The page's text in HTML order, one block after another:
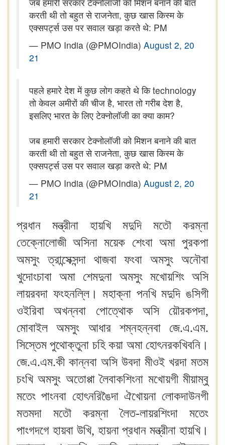
करती थी तो बहुत से राजनेता, कुछ खास किस्म के
एक्सपर्ट्स उस पर सवाल खड़ा करते थे: PM
— PMO India (@PMOIndia) August 2, 20
21
पहले हमारे देश में कुछ लोग कहते थे कि technology
तो केवल अमीरों की चीज है, भारत तो गरीब देश है,
इसलिए भारत के लिए टेक्नोलॉजी का क्या काम?
जब हमारी सरकार टेक्नोलॉजी को मिशन बनाने की बात
करती थी तो बहुत से राजनेता, कुछ खास किस्म के
एक्सपर्ट्स उस पर सवाल खड़ा करते थे: PM
— PMO India (@PMOIndia) August 2, 20
21
প্রধান মন্ত্রীনা হায়খি মদুদি মতৌ করম্না
তেক্নোলোজী অসিনা ময়েক শেংবা অমা পুরকপা
অমসুং ত্রান্সেক্সন্দা থাজবা ফংবা অমসুং অনৌবা
খুদোংচাবা অমা শেমদুনা অমসুং মখোয়শিং অসি
লায়রবদা ফংহনল্লি। মহাক্না পনখি মদুদি ঙসিগী
ওইরিবা অখন্নবা পোত্থোক অসি য়ৌরকপদা,
মোবাইল অমসুং আধার শম্নহন্নবা জে.এ.এম.
সিস্তেম পুথোক্তুনা চহি কয়া অমা হোৎনরকখিবনি।
জে.এ.এম.কী কান্নবা অসি উবদা মীওই খরদা মতম
চংখি অমসুং অতোপ্পা লৈবাকশিংনা মখোয়গী মীয়াম্বু
মতেং পাংনবা হোৎনরিঙৈদা ঐখোয়না লোকদাউনগী
মতমদা মতৌ করম্না লৈত-লায়রশিংদা মতেং
পাংগদগে হায়বা উখি, হায়না প্রধান মন্ত্রীনা হায়খি।